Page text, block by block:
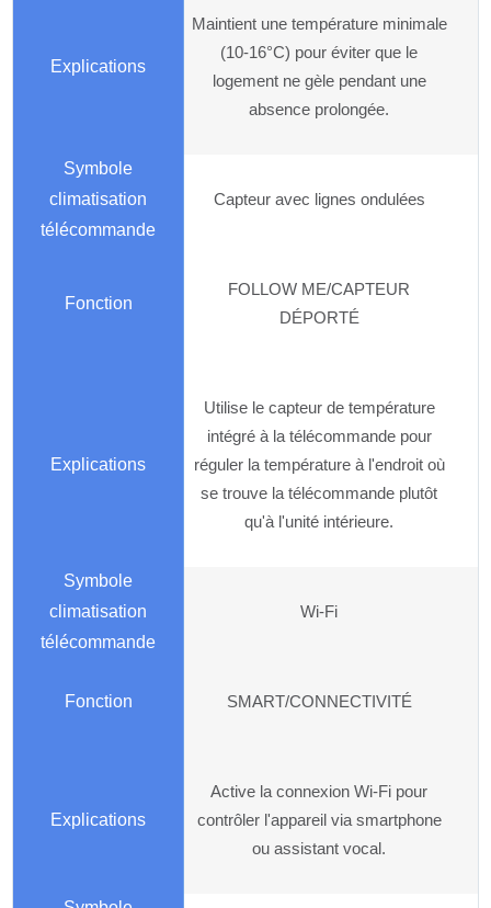
Maintient une température minimale
(10-16°C) pour éviter que le
logement ne gèle pendant une
absence prolongée.
Capteur avec lignes ondulées
FOLLOW ME/CAPTEUR
DÉPORTÉ
Utilise le capteur de température
intégré à la télécommande pour
réguler la température à l'endroit où
se trouve la télécommande plutôt
qu'à l'unité intérieure.
Wi-Fi
SMART/CONNECTIVITÉ
Active la connexion Wi-Fi pour
contrôler l'appareil via smartphone
ou assistant vocal.